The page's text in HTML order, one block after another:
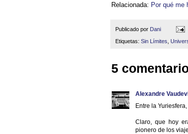
Relacionada: Por qué me
Publicado por Dani
Etiquetas: Sin Límites
5
Alexandre
Entre la
Claro, que hoy
pionero de los